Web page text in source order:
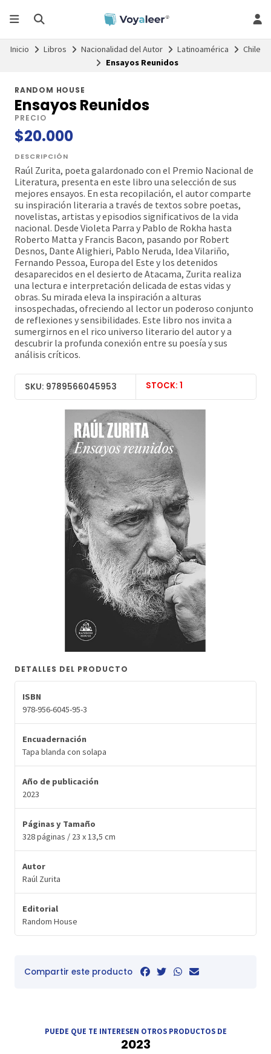
Inicio Libros Nacionalidad del Autor Latinoamérica
Chile
Ensayos Reunidos
RANDOM HOUSE
Ensayos Reunidos
PRECIO
$20.000
DESCRIPCIÓN
Raúl Zurita, poeta galardonado con el Premio Nacional de
Literatura, presenta en este libro una selección de sus
mejores ensayos. En esta recopilación, el autor comparte
su inspiración literaria a través de textos sobre poetas,
novelistas, artistas y episodios significativos de la vida
nacional. Desde Violeta Parra y Pablo de Rokha hasta
Roberto Matta y Francis Bacon, pasando por Robert
Desnos, Dante Alighieri, Pablo Neruda, Idea Vilariño,
Fernando Pessoa, Europa del Este y los detenidos
desaparecidos en el desierto de Atacama, Zurita realiza
una lectura e interpretación delicada de estas vidas y
obras. Su mirada eleva la inspiración a alturas
insospechadas, ofreciendo al lector un poderoso conjunto
de reflexiones y sensibilidades. Este libro nos invita a
sumergirnos en el rico universo literario del autor y a
descubrir la profunda conexión entre su poesía y sus
análisis críticos.
SKU: 9789566045953 STOCK: 1
DETALLES DEL PRODUCTO
ISBN
978-956-6045-95-3
Encuadernación
Tapa blanda con solapa
Año de publicación
2023
Páginas y Tamaño
328 páginas / 23 x 13,5 cm
Autor
Raúl Zurita
Editorial
Random House
Compartir este producto
PUEDE QUE TE INTERESEN OTROS PRODUCTOS DE
2023